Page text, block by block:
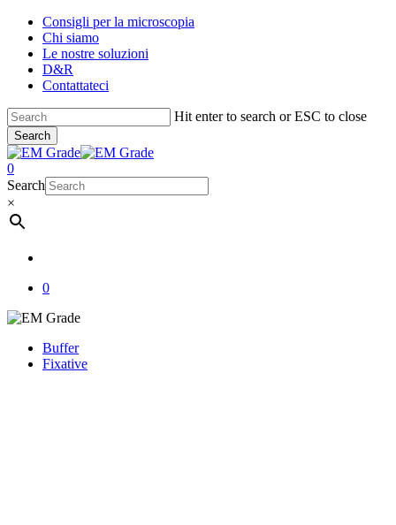
Skip
main
content
Consigli per la microscopia
Chi siamo
Le nostre soluzioni
D&R
Contattateci
Hit enter to search or ESC to close
Search
Close
Search
account
0
Menu
Search
×
0
Buffer
Fixative